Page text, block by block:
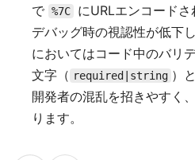
で %7C
にURLエンコード
デバッグ時の視認性が低下
においてはコード中のバリ
文字（ required|string ）
開発者の混乱を招きやすく
ります。